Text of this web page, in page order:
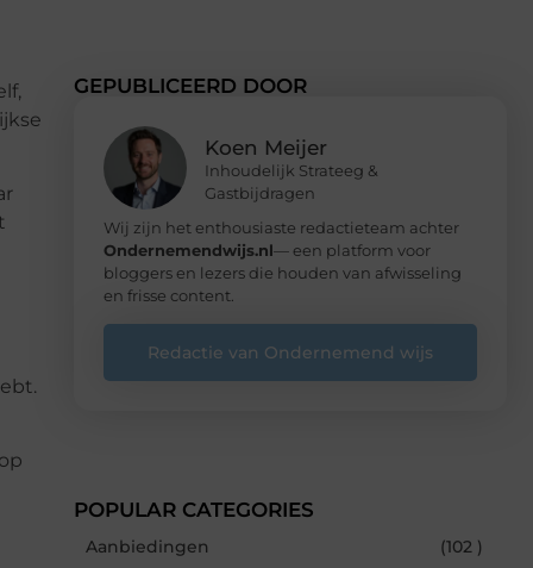
GEPUBLICEERD DOOR
Koen Meijer
Inhoudelijk Strateeg &
Gastbijdragen
Wij zijn het enthousiaste redactieteam achter
Ondernemendwijs.nl— een platform voor
bloggers en lezers die houden van afwisseling
en frisse content.
Redactie van Ondernemend wijs
POPULAR CATEGORIES
Aanbiedingen
(102 )